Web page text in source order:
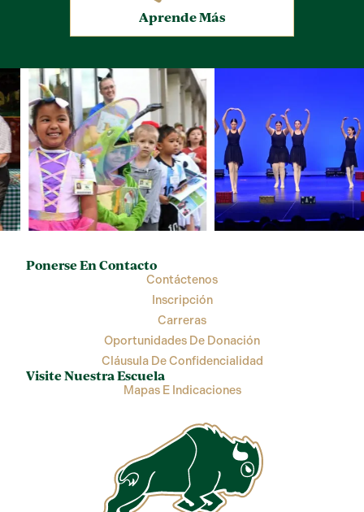
Aprende Más
Ponerse En Contacto
Contáctenos
Inscripción
Carreras
Oportunidades De Donación
Cláusula De Confidencialidad
Visite Nuestra Escuela
Mapas E Indicaciones